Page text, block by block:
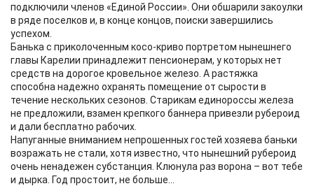
подключили членов «Единой России». Они обшарили закоулки
в ряде поселков и, в конце концов, поиски завершились
успехом.
Банька с приколоченным косо-криво портретом нынешнего
главы Карелии принадлежит пенсионерам, у которых нет
средств на дорогое кровельное железо. А растяжка
способна надежно охранять помещение от сырости в
течение нескольких сезонов. Старикам единороссы железа
не предложили, взамен крепкого баннера привезли рубероид
и дали бесплатно рабочих.
Напуганные вниманием непрошенных гостей хозяева баньки
возражать не стали, хотя известно, что нынешний рубероид
очень ненадежен субстанция. Клюнула раз ворона – вот тебе
и дырка. Год простоит, не больше…